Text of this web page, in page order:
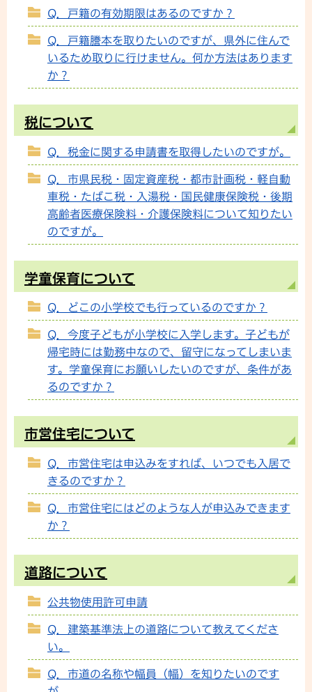
Q．戸籍の有効期限はあるのですか？
Q．戸籍謄本を取りたいのですが、県外に住んで
いるため取りに行けません。何か方法はあります
か？
税について
Q．税金に関する申請書を取得したいのですが。
Q．市県民税・固定資産税・都市計画税・軽自動
車税・たばこ税・入湯税・国民健康保険税・後期
高齢者医療保険料・介護保険料について知りたい
のですが。
学童保育について
Q．どこの小学校でも行っているのですか？
Q．今度子どもが小学校に入学します。子どもが
帰宅時には勤務中なので、留守になってしまいま
す。学童保育にお願いしたいのですが、条件があ
るのですか？
市営住宅について
Q．市営住宅は申込みをすれば、いつでも入居で
きるのですか？
Q．市営住宅にはどのような人が申込みできます
か？
道路について
公共物使用許可申請
Q．建築基準法上の道路について教えてくださ
い。
Q．市道の名称や幅員（幅）を知りたいのです